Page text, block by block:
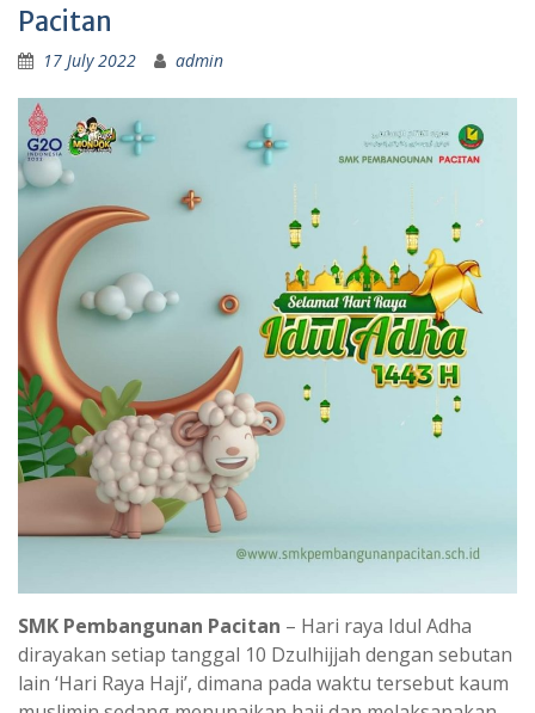
Pacitan
17 July 2022 admin
SMK Pembangunan Pacitan – Hari raya Idul Adha
dirayakan setiap tanggal 10 Dzulhijjah dengan sebutan
lain ‘Hari Raya Haji’, dimana pada waktu tersebut kaum